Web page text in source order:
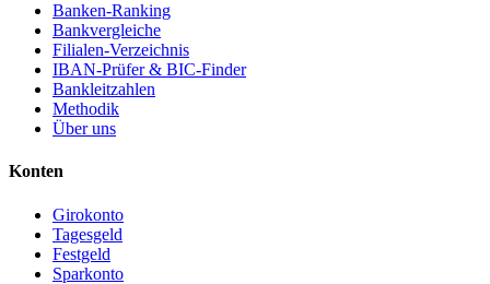
Banken-Ranking
Bankvergleiche
Filialen-Verzeichnis
IBAN-Prüfer & BIC-Finder
Bankleitzahlen
Methodik
Über uns
Konten
Girokonto
Tagesgeld
Festgeld
Sparkonto